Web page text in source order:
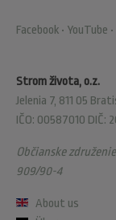
Strom života, o.z.
Jelenia 7, 811 05
IČO: 00587010 DIČ:
Občianske
909/90-4
About us
Facebook • YouTube •